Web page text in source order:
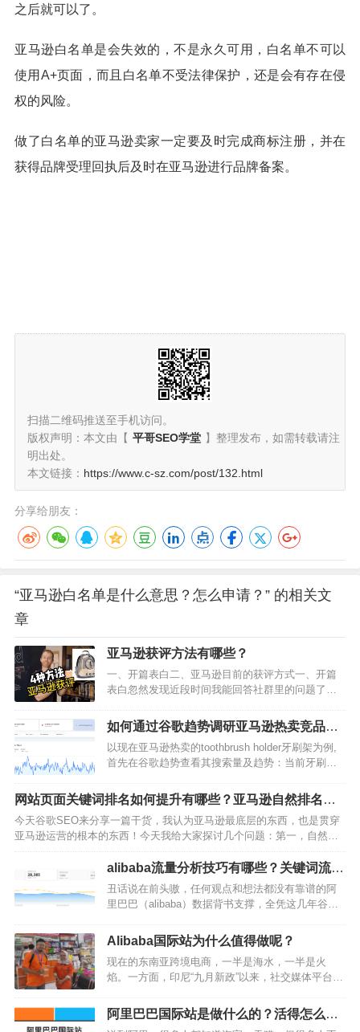
之后就可以了。
亚马逊白名单是会失效的，不是永久可用，白名单不可以
使用A+页面，而且白名单不受法律保护，还是会有存在侵
权的风险。
做了白名单的亚马逊卖家一定要及时完成商标注册，并在
获得品牌受理回执后及时在亚马逊进行品牌备案。
扫描二维码推送至手机访问。
版权声明：本文由【 平哥SEO学堂 】整理发布，如需转载请注
明出处。
本文链接： https://www.c-sz.com/post/132.html
分享给朋友：
“亚马逊白名单是什么意思？怎么申请？” 的相关文
章
亚马逊获评方法有哪些？
一、开篇表白二、亚马逊目前的获评方式一、开篇
表白忽然发现近段时间我能回答社群里的问题了，
并陪伴我：从只能索取到能给与的成长和进步的过
程，再次感恩老铁们的无私分享和毫无保留的倾囊
相授。上篇文章写了有关不同评论的用法，今天探
讨获取评论的方式，有什么利弊。二、亚马逊目前
的获评方式Vins、直评、僵尸链接、种子连接（在
售的，不可售的）、刷单、站外、后台邀评。合
如何通过谷歌趋势调研亚马逊热卖竞品及
关键词呢？
以现在亚马逊热卖的toothbrush holder牙刷架为例,
首先在谷歌趋势查看其搜索量及趋势：当前牙刷架
上升阶段。了解了市场大方向后，可以进一步围绕
产品的细分需求进行调研，寻找突破口。如图：从
相关搜索趋势中可以发现许多有趣的细分品类及关
键词:细分产品线: 牙膏架, "电动牙刷"架, 带盖子的
牙刷架, 壁挂式牙刷架, 陶瓷牙刷架,…
网站页面关键词排名如何提升有哪些？亚马逊自然排名逻
辑
今天谷歌SEO来分享一篇干货，我认为亚马逊最底层的东西，也是贯穿
亚马逊运营的根本的东西！今天我给大家探讨几个问题：第一，自然排
名的分布规律？第二，影响关键词自然排名的因素有哪些？第三，不同
时期哪个最重要？这个几个问题其实不是独立的，是有联系的！今天我
就不给大家去举例子了，我喜欢直接说结论，高效，干脆，同频，快速
沟通！1、曝光自然排名的分布规律亚马逊的页面展示位置，相信你很清
楚吧，一页48个自然位，…
alibaba流量分析技巧有哪些？关键词流量
下滑的原因
丑话说在前头嗷，任何观点和想法都没有靠谱的阿
里巴巴（alibaba）数据背书支撑，全凭这几年谷歌
迎来到笼罩在阿里阴影下的玄学运营之利用引流关
键词分析流量下滑的原因是什么？阿里平台的流量
就像坐过山车，以前是以前，现在是现在。这个月
流量好，不代表你下个月流量也好，运营们呕心沥
血打造的最强王者，可能下个月就变成过街老鼠。
所以阿里运营需要一颗坚强勇敢的心！如图…
Alibaba国际站为什么值得做呢？
现在的东南亚跨境电商，一半是海水，一半是火
焰。一方面，印尼“九月新政”以来，社交媒体平台被
TikTok Shop现在已“曲线回归”，但是印尼电商巨变
对B2C电商模式带来的冲击并没有消除。另一方
阿里巴巴国际站是做什么的？活得怎么样